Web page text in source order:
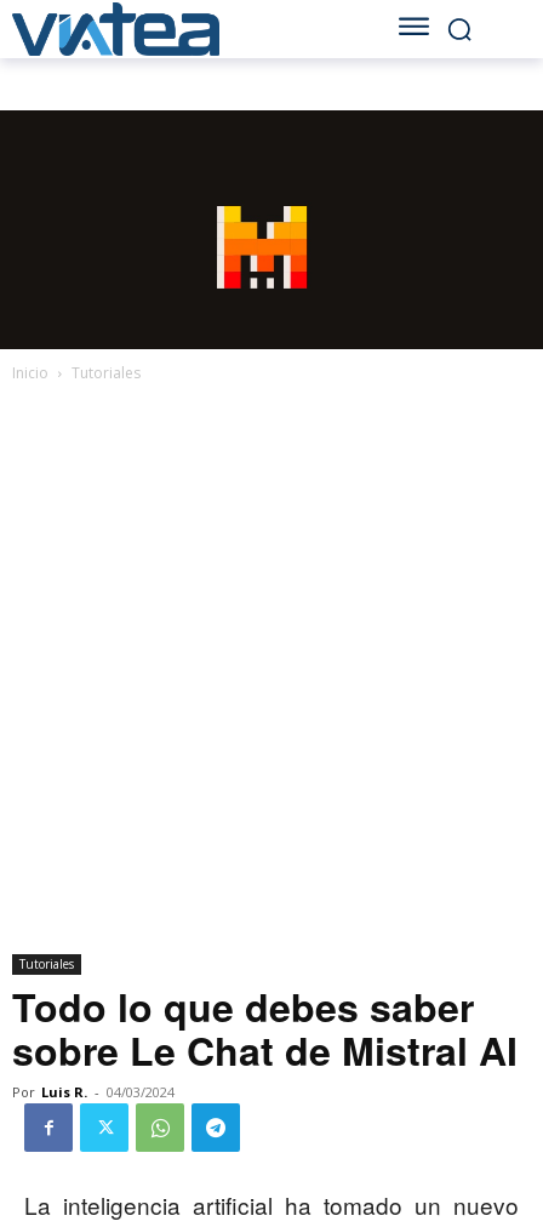
Inicio Tutoriales
Tutoriales
Todo lo que debes saber
sobre Le Chat de Mistral AI
Por Luis R. - 04/03/2024
La inteligencia artificial ha tomado un nuevo